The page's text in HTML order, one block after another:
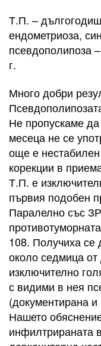
Т.П. –
ендометриоза,
псевдополипоза
г.
Много добри
Не пропускаме
месеца не се
още е
корекции в
Т.П. е
първия подобен
Паралелно със
108. Получиха се
около седмица от
изключително
с видими в нея
(документирана
Нашето
инфилтрираната